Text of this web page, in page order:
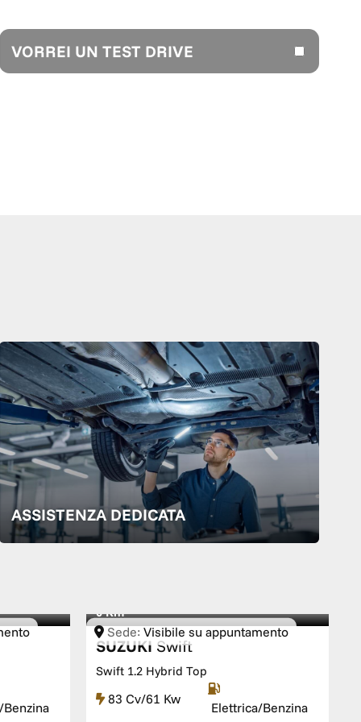
VORREI UN TEST DRIVE
ASSISTENZA DEDICATA
Sede: Visibile su appuntamento
0 Km
SUZUKI Swift
Swift 1.2 Hybrid Top
83 Cv/61 Kw
Elettrica/Benzina